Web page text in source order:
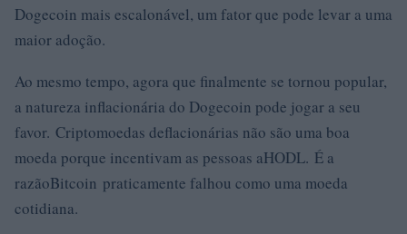
Dogecoin mais escalonável, um fator que pode levar a uma
maior adoção.
Ao mesmo tempo, agora que finalmente se tornou popular,
a natureza inflacionária do Dogecoin pode jogar a seu
favor. Criptomoedas deflacionárias não são uma boa
moeda porque incentivam as pessoas aHODL. É a
razãoBitcoin praticamente falhou como uma moeda
cotidiana.